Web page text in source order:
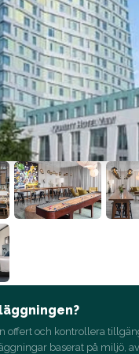
offert och kontrollera
baserat på miljö,